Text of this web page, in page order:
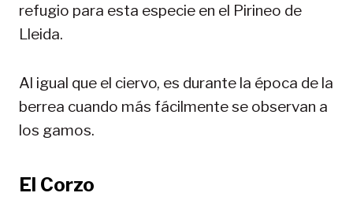
refugio para esta especie en el Pirineo de
Lleida.
Al igual que el ciervo, es durante la época de la
berrea cuando más fácilmente se observan a
los gamos.
El Corzo